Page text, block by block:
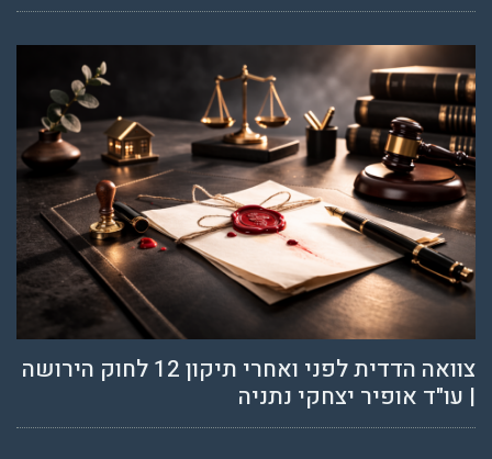
צוואה הדדית לפני ואחרי תיקון 12 לחוק הירושה
| עו"ד אופיר יצחקי נתניה